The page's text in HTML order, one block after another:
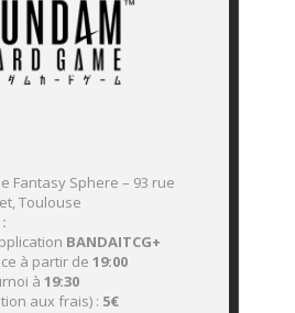
Fantasy Sphere – 93 rue
Toulouse
BANDAITCG+
à partir de 19:00
à 19:30
aux frais) : 5€